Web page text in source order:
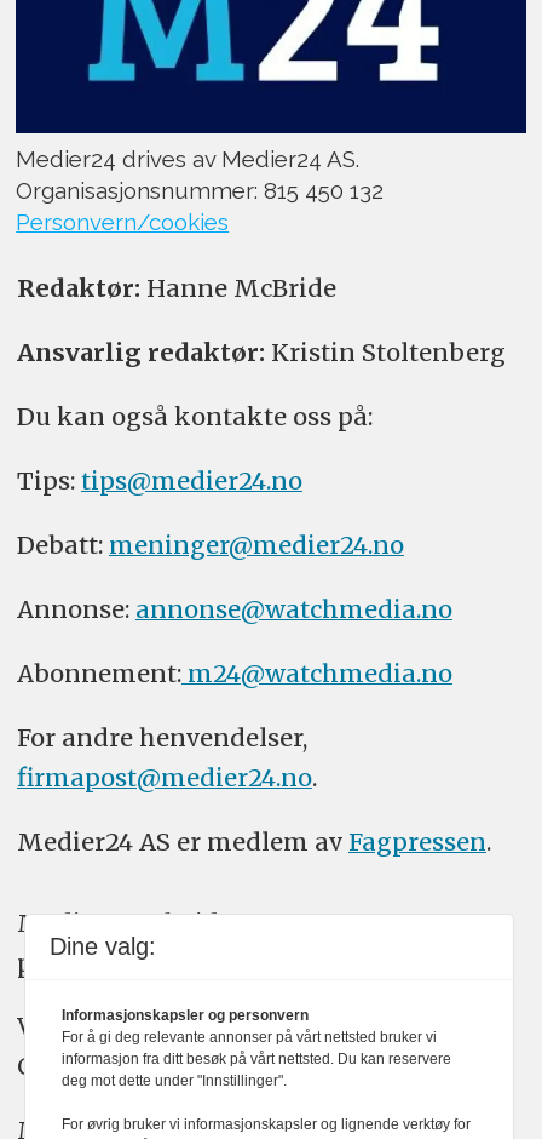
Medier24 drives av Medier24 AS.
Organisasjonsnummer: 815 450 132
Personvern/cookies
Redaktør: Hanne McBride
Ansvarlig redaktør: Kristin Stoltenberg
Du kan også kontakte oss på:
Tips: tips@medier24.no
Debatt: meninger@medier24.no
Annonse: annonse@watchmedia.no
Abonnement:m24@watchmedia.no
For andre henvendelser,
firmapost@medier24.no.
Medier24 AS er medlem av Fagpressen.
Medier24 arbeider etter Vær Varsom-
plakatens regler for god presseskikk.
Vi bruker KI-verktøy som ChatGPT,
Claude, og Gemini i journalistikken vår.
Medier24s redaksjon har alltid det fulle
Dine valg:
Informasjonskapsler og personvern
For å gi deg relevante annonser på vårt nettsted bruker vi
informasjon fra ditt besøk på vårt nettsted. Du kan reservere
deg mot dette under "Innstillinger".
For øvrig bruker vi informasjonskapsler og lignende verktøy for